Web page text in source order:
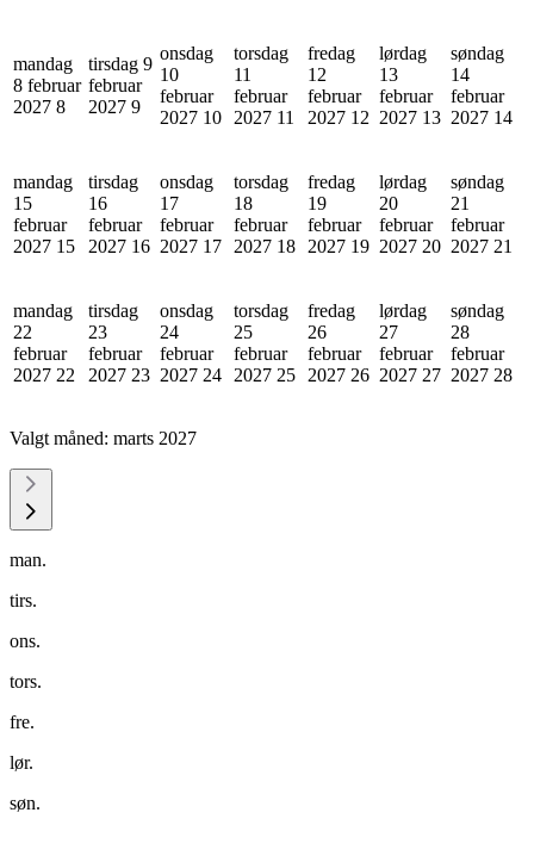
mandag
8 februar
2027 8
tirsdag 9
februar
2027 9
onsdag
10
februar
2027 10
torsdag
11
februar
2027 11
fredag
12
februar
2027 12
lørdag
13
februar
2027 13
søndag
14
februar
2027 14
mandag
15
februar
2027 15
tirsdag
16
februar
2027 16
onsdag
17
februar
2027 17
torsdag
18
februar
2027 18
fredag
19
februar
2027 19
lørdag
20
februar
2027 20
søndag
21
februar
2027 21
mandag
22
februar
2027 22
tirsdag
23
februar
2027 23
onsdag
24
februar
2027 24
torsdag
25
februar
2027 25
fredag
26
februar
2027 26
lørdag
27
februar
2027 27
søndag
28
februar
2027 28
Valgt måned: marts 2027
man.
tirs.
ons.
tors.
fre.
lør.
søn.